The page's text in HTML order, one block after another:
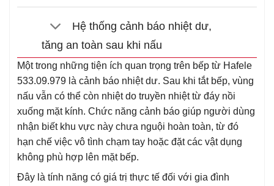
Hệ thống cảnh báo nhiệt dư,
tăng an toàn sau khi nấu
Một trong những tiện ích quan trọng trên bếp từ Hafele
533.09.979 là cảnh báo nhiệt dư. Sau khi tắt bếp, vùng
nấu vẫn có thể còn nhiệt do truyền nhiệt từ đáy nồi
xuống mặt kính. Chức năng cảnh báo giúp người dùng
nhận biết khu vực này chưa nguội hoàn toàn, từ đó
hạn chế việc vô tình chạm tay hoặc đặt các vật dụng
không phù hợp lên mặt bếp.
Đây là tính năng có giá trị thực tế đối với gia đình